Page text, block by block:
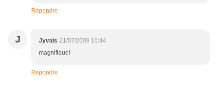
Répondre
J Jyvais 21/07/2009 10:44
magnifique!
Répondre